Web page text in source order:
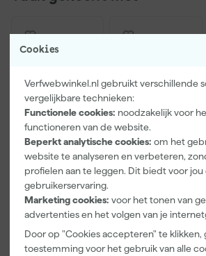
Cookies
Verfwebwinkel.nl gebruikt verschillende
vergelijkbare technieken:
Functionele cookies: noodzakelijk voor
functioneren van de website.
Beperkt analytische cookies: om het
website te analyseren en verbeteren,
profielen aan te leggen. Dit biedt voor
gebruikerservaring.
Marketing cookies: voor het tonen van
advertenties en het volgen van je
Door op "Cookies accepteren" te klikken,
toestemming voor het gebruik van alle
Paintura
Lucamax
Washi tape -
50mx24mm
Morgen
Farrow & Ball
r
Morgen